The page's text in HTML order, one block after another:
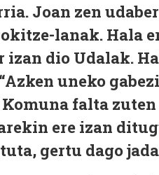
Joan zen
lanak. Hala
izan dio Udalak.
uneko
Komuna falta
ere izan
gertu dago